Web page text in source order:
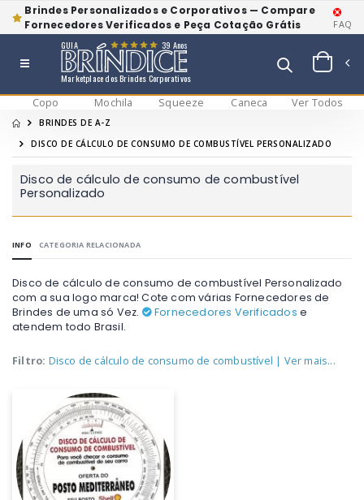
Brindes Personalizados e Corporativos — Compare
Fornecedores Verificados e Peça Cotação Grátis
FAQ
Marketplace dos Brindes Corporativos
GUIA 39 Anos
Copo Mochila Squeeze Caneca Ver Todos
BRINDES DE A-Z
DISCO DE CÁLCULO DE CONSUMO DE COMBUSTÍVEL PERSONALIZADO
Disco de cálculo de consumo de combustível
Personalizado
INFO CATEGORIA RELACIONADA
Disco de cálculo de consumo de combustível Personalizado
com a sua logo marca! Cote com várias Fornecedores de
Brindes de uma só Vez.
Fornecedores Verificados e
atendem todo Brasil.
Filtro: Disco de cálculo de consumo de combustível | Ver mais...